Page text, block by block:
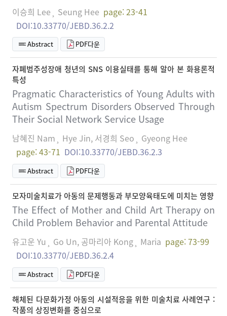
이승희 Lee¸ Seung Hee page: 23-41
DOI:10.33770/JEBD.36.2.2
Abstract PDF다운
자폐범주성장애 청년의 SNS 이용실태를 통해 알아 본 화용론적
특성
Pragmatic Characteristics of Young Adults with
Autism Spectrum Disorders Observed Through
Their Social Network Service Usage
남혜진 Nam¸ Hye Jin, 서경희 Seo¸ Gyeong Hee
page: 43-71 DOI:10.33770/JEBD.36.2.3
Abstract PDF다운
모자미술치료가 아동의 문제행동과 부모양육태도에 미치는 영향
The Effect of Mother and Child Art Therapy on
Child Problem Behavior and Parental Attitude
유고운 Yu¸ Go Un, 공마리아 Kong¸ Maria page: 73-99
DOI:10.33770/JEBD.36.2.4
Abstract PDF다운
해체된 다문화가정 아동의 시설적응을 위한 미술치료 사례연구 :
작품의 상징변화를 중심으로